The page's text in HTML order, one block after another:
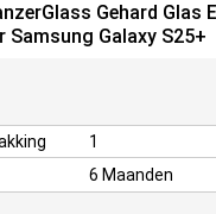
Gehard Glas
Galaxy S25+
1
6 Maanden